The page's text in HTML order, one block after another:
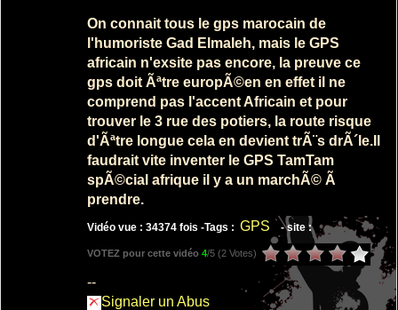
Pourquoi on
nomme les
d...
: 2
: 5038
On connait tous le gps marocain de
l'humoriste Gad Elmaleh, mais le GPS
africain n'exsite pas encore, la preuve ce
gps doit Ãªtre europÃ©en en effet il ne
comprend pas l'accent Africain et pour
trouver le 3 rue des potiers, la route risque
d'Ãªtre longue cela en devient trÃ¨s drÃ´le.Il
faudrait vite inventer le GPS TamTam
spÃ©cial afrique il y a un marchÃ© Ã
prendre.
Vidéo vue : 34374 fois -Tags : GPS - site :
VOTEZ pour cette vidéo 4/5 (2 Votes)
--
Signaler un Abus